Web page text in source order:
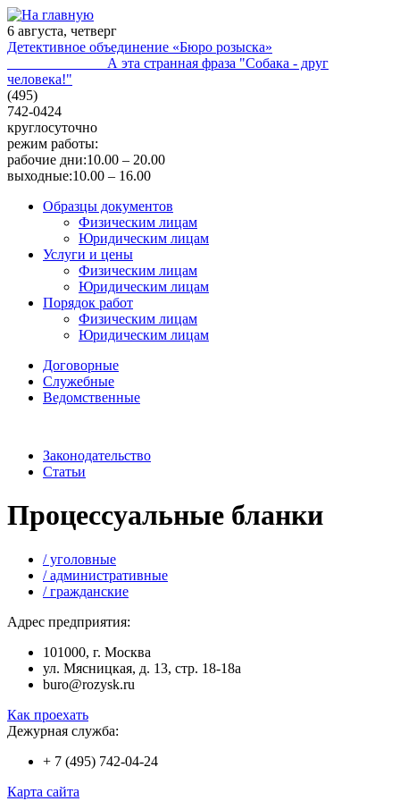
6 августа, четверг
Детективное объединение «Бюро розыска»
А эта странная фраза "Собака - друг
человека!"
(495)
742-0424
круглосуточно
режим работы:
рабочие дни:10.00 – 20.00
выходные:10.00 – 16.00
Образцы документов
Физическим лицам
Юридическим лицам
Услуги и цены
Физическим лицам
Юридическим лицам
Порядок работ
Физическим лицам
Юридическим лицам
Договорные
Служебные
Ведомственные
Законодательство
Статьи
Процессуальные бланки
/ уголовные
/ административные
/ гражданские
Адрес предприятия:
101000, г. Москва
ул. Мясницкая, д. 13, стр. 18-18а
buro@rozysk.ru
Как проехать
Дежурная служба:
+ 7 (495) 742-04-24
Карта сайта